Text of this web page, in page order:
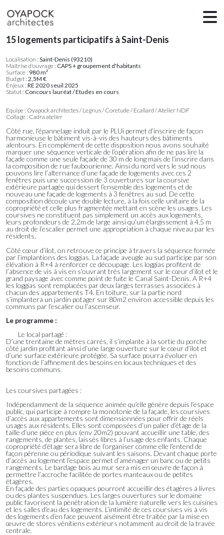
15 logements participatifs à Saint-Denis
Localisation : Saint-Denis (93210)
Maîtrise d'ouvrage : CAPS + groupement d'habitants
Surface : 980 m²
Budget : 2,5M €
Enjeux : RE 2020 seuil 2025
Statut : Concours lauréat / Etudes en cours
Equipe : Oyapock architectes / Legnus / Coretude / Ecallard / Atelier NDF
Collage : Cadra atelier
Côté rue, l’épannelage induit par le PLUi permet d’inscrire de façon
harmonieuse le bâtiment vis-à-vis des hauteurs des bâtiments
alentours. En complément de cette disposition nous avons souhaité
marquer une séquence verticale de l’opération afin de ne pas lire la
façade comme une seule façade de 30 m de long mais de l’inscrire dans
la composition de rue faubourienne. Ainsi du nord vers le sud nous
pouvons lire l’alternance d’une façade de logements avec ces 2
fenêtres puis une succession de 3 ouvertures sur la coursive
extérieure partagée qui dessert l’ensemble des logements et de
nouveau une façade de logements à 3 fenêtres au sud. De cette
composition découle une double lecture, à la fois celle unitaire de la
copropriété et celle plus fragmentée mettant en scène les usages. Les
coursives ne constituent pas simplement un accès aux logements,
leurs profondeurs de 2,2m de large ainsi qu’un élargissement à 4,5 m
au droit de l’escalier permet une appropriation à chaque niveau par les
résidents.
Côté cœur d’ilot, on retrouve ce principe à travers la séquence formée
par l’implantions des loggias. La façade aveugle au sud participe par son
élévation à R+4 à renforcer ce découpage. Les loggias profitent de
l’absence de vis à vis en s’ouvrant très largement sur le cœur d’ilot et le
grand paysage avec comme point de fuite le Canal Saint-Denis. A R+4
les loggias sont remplacées par deux larges terrasses associées à
chacun des appartements T4. En toiture, sur la partie nord
s’implantera un jardin potager sur 80m2 environ accessible depuis les
communs par l’escalier ou l’ascenseur.
Le programme :
Le local partagé :
D’une trentaine de mètres carrés, il s’implante à la sortie du porche
côté jardin profitant ainsi d’une large ouverture sur le cœur d’ilot et
d’une surface extérieure protégée. Sa surface pourra évoluer en
fonction de l’affinement des besoins en locaux techniques et des
besoins communs.
Les coursives partagées :
Indépendamment de la séquence animée qu’elle génère depuis l’espace
public, qui participe à rompre la monotonie de la façade, les coursives
d’accès aux appartements sont dimensionnées pour offrir de réels
usages aux résidents. Elles sont composées d’un palier d’étage de la
taille d’une pièce en plus (env 20m2) pouvant accueillir une table, des
rangements, de plantes, laissés libres à l’usage des enfants. Chaque
copropriété d’étage sera libre de l’organiser comme elle l’entend de
façon pérenne ou périodique suivant les saisons. Devant chaque porte
d’accès au logement l’espace permet d’aménager un banc ou de petits
rangements. Le bardage bois au mur sera mis en œuvre de façon à
permettre l’accroche facilitée de portes manteaux ou de petites
étagères.
En façade des parties opaques pourront accueillir des étagères à livres
ou des plantes suspendues. Les larges ouvertures sur le domaine
public favorisent la pénétration de la lumière naturelle vers les cuisines
et les salles d’eau des logements. L’intimité de ces coursives vis à vis
des logements d’en face peuvent aisément être traitée par la mise en
œuvre de stores vénitiens extérieurs notamment au droit de la travée
centrale.